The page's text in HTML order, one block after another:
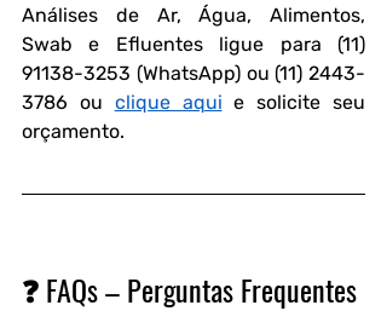
Análises de Ar, Água, Alimentos,
Swab e Efluentes ligue para (11)
91138-3253 (WhatsApp) ou (11) 2443-
3786 ou clique aqui e solicite seu
orçamento.
❓ FAQs – Perguntas Frequentes